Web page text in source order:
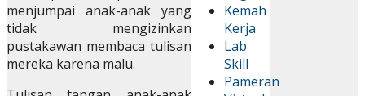
Kemah
Kerja
Lab
Skill
Pameran
menjumpai anak-anak yang
tidak mengizinkan
pustakawan membaca tulisan
mereka karena malu.